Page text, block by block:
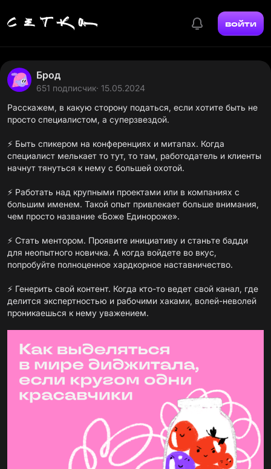
войти
Брод
651 подписчик· 15.05.2024
Расскажем, в какую сторону податься, если хотите быть не
просто специалистом, а суперзвездой.
⚡️ Быть спикером на конференциях и митапах. Когда
специалист мелькает то тут, то там, работодатель и клиенты
начнут тянуться к нему с большей охотой.
⚡️ Работать над крупными проектами или в компаниях с
большим именем. Такой опыт привлекает больше внимания,
чем просто название «Боже Единороже».
⚡️ Стать ментором. Проявите инициативу и станьте бадди
для неопытного новичка. А когда войдете во вкус,
попробуйте полноценное хардкорное наставничество.
⚡️ Генерить свой контент. Когда кто-то ведет свой канал, где
делится экспертностью и рабочими хаками, волей-неволей
проникаешься к нему уважением.